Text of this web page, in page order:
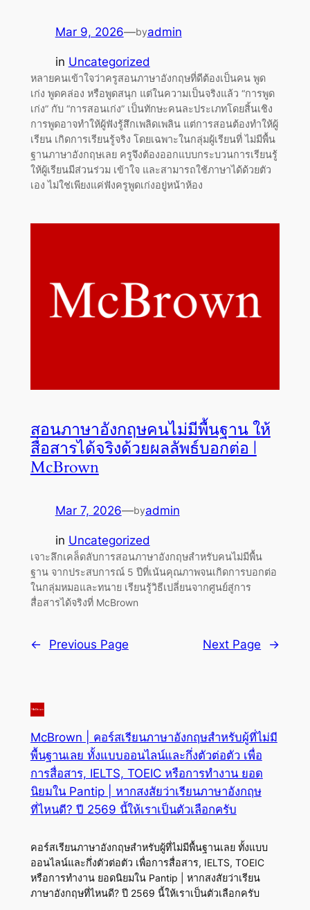
Mar 9, 2026—byadmin
in Uncategorized
หลายคนเข้าใจว่าครูสอนภาษาอังกฤษที่ดีต้องเป็นคน พูด
เก่ง พูดคล่อง หรือพูดสนุก แต่ในความเป็นจริงแล้ว “การพูด
เก่ง” กับ “การสอนเก่ง” เป็นทักษะคนละประเภทโดยสิ้นเชิง
การพูดอาจทำให้ผู้ฟังรู้สึกเพลิดเพลิน แต่การสอนต้องทำให้ผู้
เรียน เกิดการเรียนรู้จริง โดยเฉพาะในกลุ่มผู้เรียนที่ ไม่มีพื้น
ฐานภาษาอังกฤษเลย ครูจึงต้องออกแบบกระบวนการเรียนรู้
ให้ผู้เรียนมีส่วนร่วม เข้าใจ และสามารถใช้ภาษาได้ด้วยตัว
เอง ไม่ใช่เพียงแค่ฟังครูพูดเก่งอยู่หน้าห้อง
สอนภาษาอังกฤษคนไม่มีพื้นฐาน ให้
สื่อสารได้จริงด้วยผลลัพธ์บอกต่อ |
McBrown
Mar 7, 2026—byadmin
in Uncategorized
เจาะลึกเคล็ดลับการสอนภาษาอังกฤษสำหรับคนไม่มีพื้น
ฐาน จากประสบการณ์ 5 ปีที่เน้นคุณภาพจนเกิดการบอกต่อ
ในกลุ่มหมอและทนาย เรียนรู้วิธีเปลี่ยนจากศูนย์สู่การ
สื่อสารได้จริงที่ McBrown
← Previous Page Next Page →
McBrown | คอร์สเรียนภาษาอังกฤษสำหรับผู้ที่ไม่มี
พื้นฐานเลย ทั้งแบบออนไลน์และกึ่งตัวต่อตัว เพื่อ
การสื่อสาร, IELTS, TOEIC หรือการทำงาน ยอด
นิยมใน Pantip | หากสงสัยว่าเรียนภาษาอังกฤษ
ที่ไหนดี? ปี 2569 นี้ให้เราเป็นตัวเลือกครับ
คอร์สเรียนภาษาอังกฤษสำหรับผู้ที่ไม่มีพื้นฐานเลย ทั้งแบบ
ออนไลน์และกึ่งตัวต่อตัว เพื่อการสื่อสาร, IELTS, TOEIC
หรือการทำงาน ยอดนิยมใน Pantip | หากสงสัยว่าเรียน
ภาษาอังกฤษที่ไหนดี? ปี 2569 นี้ให้เราเป็นตัวเลือกครับ